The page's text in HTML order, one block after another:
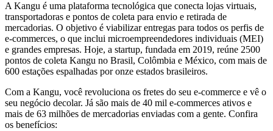
A Kangu é uma plataforma tecnológica que conecta lojas virtuais,
transportadoras e pontos de coleta para envio e retirada de
mercadorias. O objetivo é viabilizar entregas para todos os perfis de
e-commerces, o que inclui microempreendedores individuais (MEI)
e grandes empresas. Hoje, a startup, fundada em 2019, reúne 2500
pontos de coleta Kangu no Brasil, Colômbia e México, com mais de
600 estações espalhadas por onze estados brasileiros.
Com a Kangu, você revoluciona os fretes do seu e-commerce e vê o
seu negócio decolar. Já são mais de 40 mil e-commerces ativos e
mais de 63 milhões de mercadorias enviadas com a gente. Confira
os benefícios: